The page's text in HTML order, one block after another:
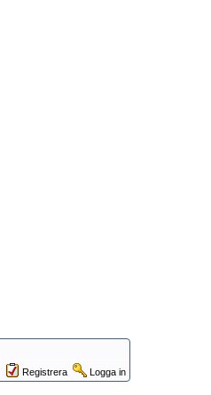
Registrera Logga in